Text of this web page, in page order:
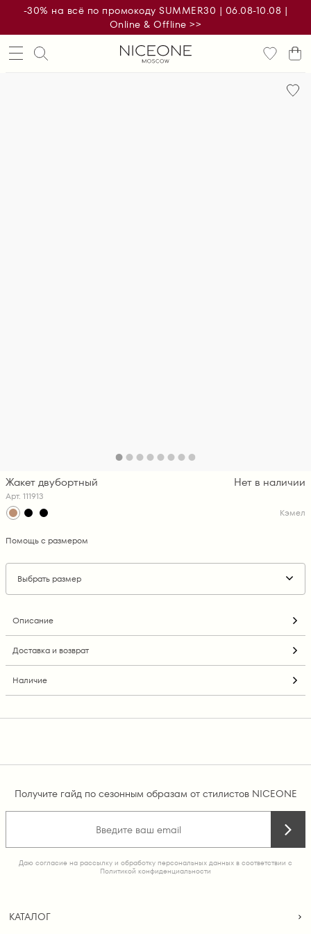
-30% на всё по промокоду SUMMER30 | 06.08-10.08 |
Online & Offline >>
Жакет двубортный
Арт. 111913
Нет в наличии
Кэмел
Помощь с размером
Выбрать размер
Описание
Доставка и возврат
Наличие
Получите гайд по сезонным образам от стилистов NICEONE
Даю согласие на рассылку и обработку персональных данных в соответствии с
Политикой конфиденциальности
КАТАЛОГ